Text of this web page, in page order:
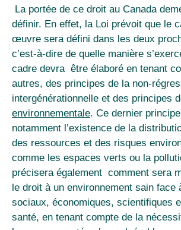
La portée de ce droit au Canada
définir. En effet, la Loi prévoit que le
œuvre sera défini dans les deux
c’est-à-dire de quelle manière
cadre devra être élaboré en tenant
autres, des principes de la non-
intergénérationnelle et des principes
environnementale. Ce dernier
notamment l’existence de la
des ressources et des risques
comme les espaces verts ou la
précisera également comment sera
le droit à un environnement sain face
sociaux, économiques, scientifiques
santé, en tenant compte de la